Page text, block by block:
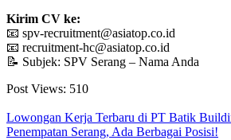
Kirim CV ke:
📧 spv-recruitment@asiatop.co.id
📧 recruitment-hc@asiatop.co.id
📝 Subjek: SPV Serang – Nama Anda
Post Views: 510
Lowongan Kerja Terbaru di PT Batik
Penempatan Serang, Ada Berbagai Posisi!